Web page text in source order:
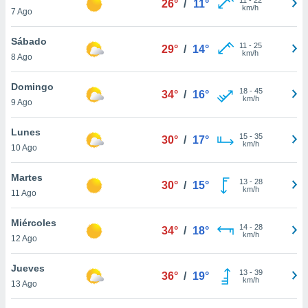
más
nuestra
y
de
disponible
cookies
aceptar
7 Ago
26° / 11°
km/h
Sábado
8 Ago
29° / 14° 11 - 25
km/h
Domingo
9 Ago
34° / 16° 18- 45
km/h
Lunes
10 Ago
30° / 17° 15- 35
km/h
Martes
11 Ago
30° / 15° 13- 28
km/h
Miércoles
12 Ago
34° / 18° 14- 28
km/h
Jueves
13 Ago
36° / 19° 13- 39
km/h